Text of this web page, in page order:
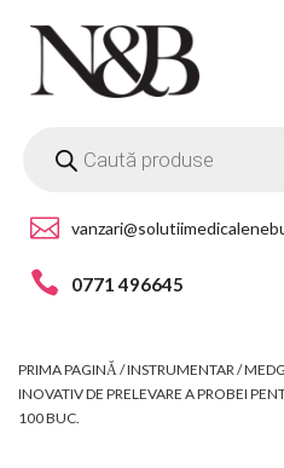
0771 496645
PRIMA PAGINĂ/INSTRUMENTAR/
INOVATIV DE PRELEVARE A PROBEI
100 BUC.